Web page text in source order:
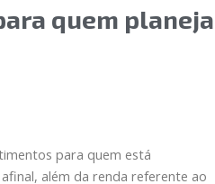
quem planeja
para quem está
além da renda referente ao